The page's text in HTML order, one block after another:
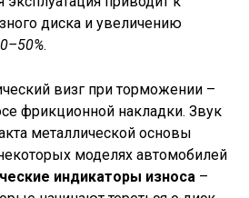
диска и увеличению
.
визг при торможении –
фрикционной накладки. Звук
металлической основы
моделях автомобилей
индикаторы износа –